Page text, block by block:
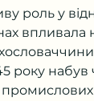
роль у
впливала
року